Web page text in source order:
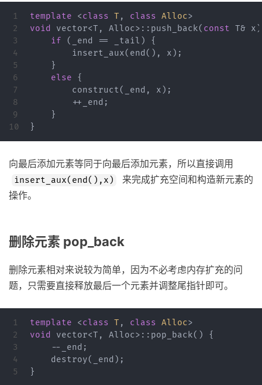
1
2
3
4
5
6
7
8
9
template <class T , class Alloc>
void
vector<T , Alloc>:: push_back( const T& x )
if
( _end == _tail )
{
insert_aux( end (), x );
}
else
{
construct( _end , x );
++
_end ;
}
}
向最后添加元素等同于向最后添加元素，所以直接调用
insert_aux(end(),x)
来完成扩充空间和构造新元素的
操作。
删除元素 pop_back
删除元素相对来说较为简单，因为不必考虑内存扩充的问
题，只需要直接释放最后一个元素并调整尾指针即可。
1
2
3
4
template <class T , class Alloc>
void
vector<T , Alloc>:: pop_back()
{
--
_end ;
destroy( _end );
}